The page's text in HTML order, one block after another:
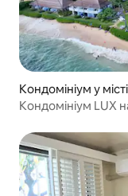
Кондомініум у
Кондомініум LUX